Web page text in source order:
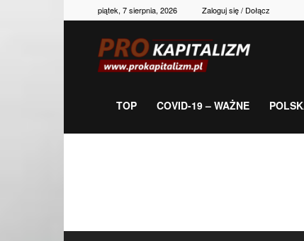
piątek, 7 sierpnia, 2026 Zaloguj się / Dołącz
TOP COVID-19 – WAŻNE